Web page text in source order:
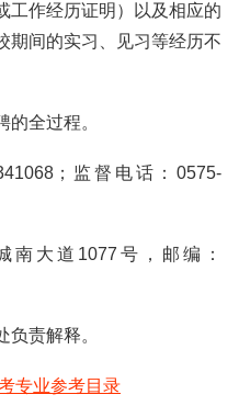
工作经历证明）以及相应的
期间的实习、见习等经历不
的全过程。
；监督电话：0575-
南大道1077号，邮编：
负责解释。
专业参考目录